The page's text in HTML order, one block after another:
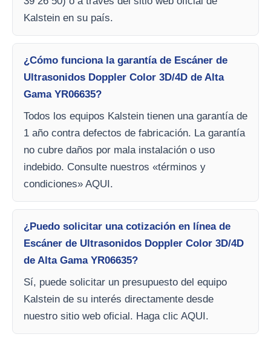
Kalstein en su país.
¿Cómo funciona la garantía de Escáner de
Ultrasonidos Doppler Color 3D/4D de Alta
Gama YR06635?
Todos los equipos Kalstein tienen una garantía de
1 año contra defectos de fabricación. La garantía
no cubre daños por mala instalación o uso
indebido. Consulte nuestros «términos y
condiciones» AQUI.
¿Puedo solicitar una cotización en línea de
Escáner de Ultrasonidos Doppler Color 3D/4D
de Alta Gama YR06635?
Sí, puede solicitar un presupuesto del equipo
Kalstein de su interés directamente desde
nuestro sitio web oficial. Haga clic AQUI.